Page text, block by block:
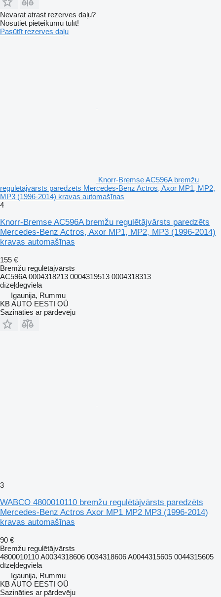
Nevarat atrast rezerves daļu?
Nosūtiet pieteikumu tūlīt!
Pasūtīt rezerves daļu
Knorr-Bremse AC596A bremžu
regulētājvārsts paredzēts Mercedes-Benz Actros, Axor MP1, MP2,
MP3 (1996-2014) kravas automašīnas
4
Knorr-Bremse AC596A bremžu regulētājvārsts paredzēts
Mercedes-Benz Actros, Axor MP1, MP2, MP3 (1996-2014)
kravas automašīnas
155 €
Bremžu regulētājvārsts
AC596A 0004318213 0004319513 0004318313
dīzeļdegviela
Igaunija, Rummu
KB AUTO EESTI OÜ
Sazināties ar pārdevēju
3
WABCO 4800010110 bremžu regulētājvārsts paredzēts
Mercedes-Benz Actros Axor MP1 MP2 MP3 (1996-2014)
kravas automašīnas
90 €
Bremžu regulētājvārsts
4800010110 A0034318606 0034318606 A0044315605 0044315605
dīzeļdegviela
Igaunija, Rummu
KB AUTO EESTI OÜ
Sazināties ar pārdevēju